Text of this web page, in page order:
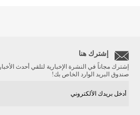
إشترك هنا
إشترك مجاناً في النشرة الإخبارية لتلقي أحدث
صندوق البريد الوارد الخاص بك!